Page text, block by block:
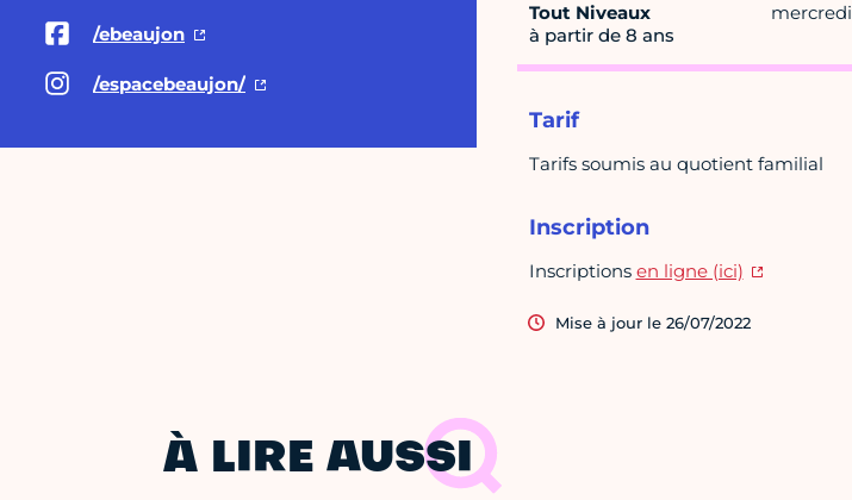
/ebeaujon
/espacebeaujon/
Tout Niveaux
à partir de 8 ans
mercredi
Tarif
Tarifs soumis au quotient familial
Inscription
Inscriptions en ligne (ici)
Mise à jour le 26/07/2022
À LIRE AUSSI